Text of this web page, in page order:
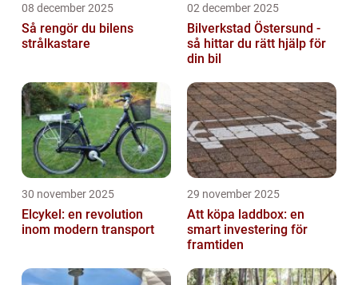
08 december 2025
Så rengör du bilens
strålkastare
02 december 2025
Bilverkstad Östersund -
så hittar du rätt hjälp för
din bil
30 november 2025
Elcykel: en revolution
inom modern transport
29 november 2025
Att köpa laddbox: en
smart investering för
framtiden